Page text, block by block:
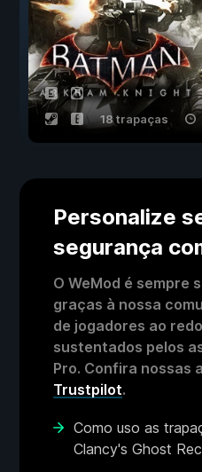
18 trapaças
Personalize
segurança
O WeMod é sempre
graças à nossa
de jogadores ao
sustentados pelos
Pro. Confira nossas
Trustpilot.
Como uso as
Clancy's Ghost